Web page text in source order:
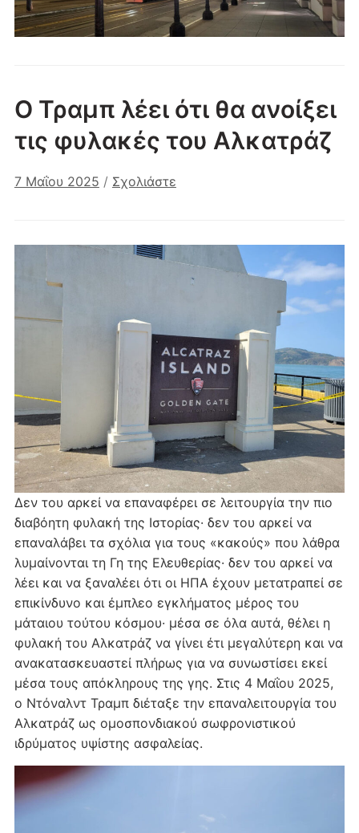
Ο Τραμπ λέει ότι θα ανοίξει
τις φυλακές του Αλκατράζ
7 Μαΐου 2025 / Σχολιάστε
Δεν του αρκεί να επαναφέρει σε λειτουργία την πιο
διαβόητη φυλακή της Ιστορίας· δεν του αρκεί να
επαναλάβει τα σχόλια για τους «κακούς» που λάθρα
λυμαίνονται τη Γη της Ελευθερίας· δεν του αρκεί να
λέει και να ξαναλέει ότι οι ΗΠΑ έχουν μετατραπεί σε
επικίνδυνο και έμπλεο εγκλήματος μέρος του
μάταιου τούτου κόσμου· μέσα σε όλα αυτά, θέλει η
φυλακή του Αλκατράζ να γίνει έτι μεγαλύτερη και να
ανακατασκευαστεί πλήρως για να συνωστίσει εκεί
μέσα τους απόκληρους της γης. Στις 4 Μαΐου 2025,
ο Ντόναλντ Τραμπ διέταξε την επαναλειτουργία του
Αλκατράζ ως ομοσπονδιακού σωφρονιστικού
ιδρύματος υψίστης ασφαλείας.